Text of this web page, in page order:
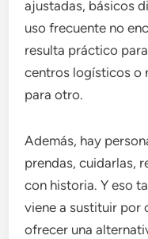
ajustadas, básicos
uso frecuente no
resulta práctico
centros logísticos o
para otro.
Además, hay
prendas, cuidarlas,
con historia. Y eso
viene a sustituir por
ofrecer una